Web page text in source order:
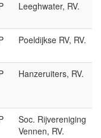
Leeghwater, RV.
Poeldijkse RV, RV.
Hanzeruiters, RV.
Soc. Rijvereniging
Vennen, RV.